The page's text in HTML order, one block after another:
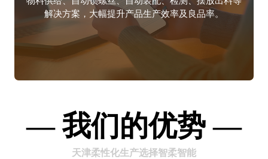
解决方案，大幅提升产品生产效率及良品率。
— 我们的优势 —
天津柔性化生产选择智柔智能